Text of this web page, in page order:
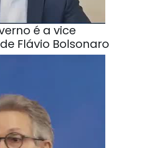
é a vice
Flávio Bolsonaro